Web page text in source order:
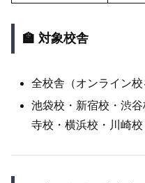
🏫 対象校舎
全校舎（オンライン校
池袋校・新宿校・渋
寺校・横浜校・川崎